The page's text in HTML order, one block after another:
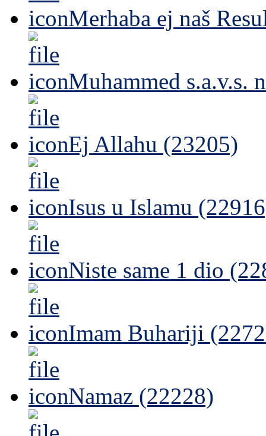
Merhaba ej naš
Muhammed s.a.v.s.
Ej Allahu (23205)
Isus u Islamu
Niste same 1 dio
Imam Buhariji
Namaz (22228)